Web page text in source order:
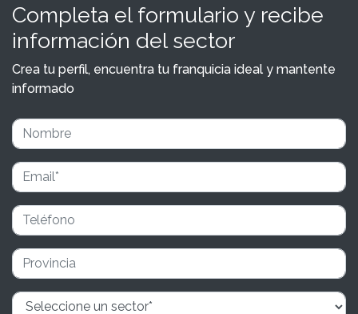
Completa el formulario y recibe
información del sector
Crea tu perfil, encuentra tu franquicia ideal y mantente
informado